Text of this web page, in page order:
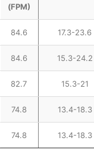
(FPM)
84.6 17.3-23.6
84.6 15.3-24.2
82.7 15.3-21
74.8 13.4-18.3
74.8 13.4-18.3